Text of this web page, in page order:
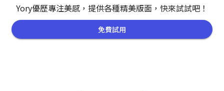
Yory優歷專注美感，提供各種精美版面，快來試試吧！
免費試用